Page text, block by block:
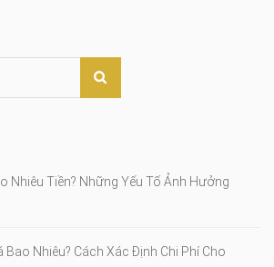
Nhiêu Tiền? Những Yếu Tố Ảnh Hưởng
Bao Nhiêu? Cách Xác Định Chi Phí Cho